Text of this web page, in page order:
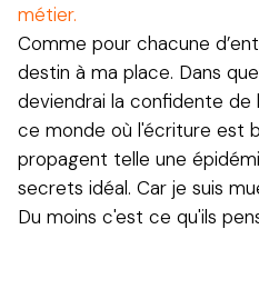
métier.
Comme pour chacune
destin à ma place. Dans
deviendrai la confidente de
ce monde où l'écriture est
propagent telle une
secrets idéal. Car je suis
Du moins c'est ce qu'ils